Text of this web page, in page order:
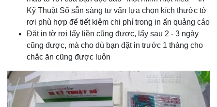
Kỹ Thuật Số sẵn sàng tư vấn lựa chọn kích thước tờ
rơi phù hợp để tiết kiệm chi phí trong in ấn quảng cáo
Đặt in tờ rơi lấy liền cũng được, lấy sau 2 - 3 ngày
cũng được, mà cho dù bạn đặt in trước 1 tháng cho
chắc ăn cũng được luôn